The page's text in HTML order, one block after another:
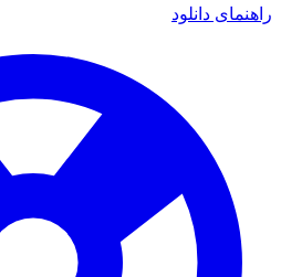
راهنمای دانلود